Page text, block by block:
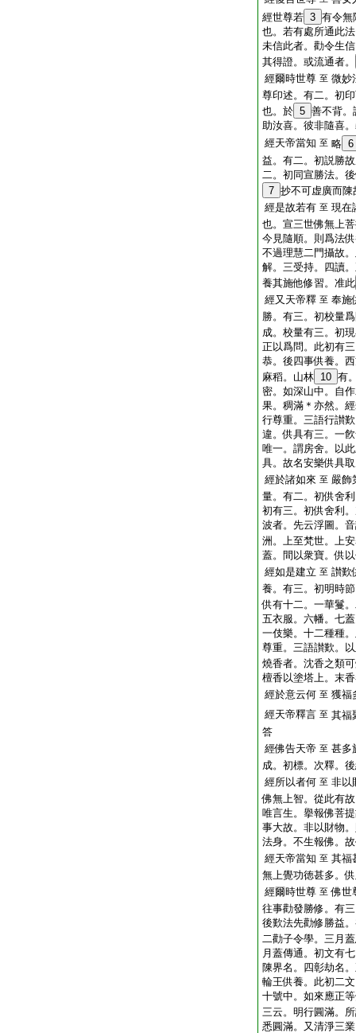
經世尊若 3 有令
也。若有處所通此
未信此者。勸令生
其得證。或流通者。
經爾時世尊 至 微妙
尊印述。有二。初
也。於 5 善不背。
助汝喜。彼非隨喜
經天帝當知 至 略 6
益。有二。初説勝
二。初同宣勝法。
7 抄不可虚廣而
經是故若有 至 現在
也。宣三世佛無上
今見隨順。則爲法
不過理慧二門攝故
解。三受持。四讀
養其施他修習。准此
經又天帝釋 至 奉施
勝。有三。初校量
成。校量有三。初
正以爲問。此初有
恭。後四事供養。
麻稻。山林 10 有
密。如深山中。自
果。稠滿＊亦然。
行尊重。三語行讃
違。供具有三。一
唯一。謂房舍。以
具。故名安樂供具
經於諸如來 至 嚴
量。有二。初供舍
初有三。初供舍利
波者。先云浮圖。
洲。上至梵世。上
蓋。間以衆寶。供
經如是建立 至 讃歎
養。有三。初明時
供有十二。一華鬘
五衣服。六幡。七
一伎樂。十二種種
尊重。三語讃歎。
燒香者。沈香之類
檀香以塗塔上。末
經於意云何 至 獲福
經天帝釋言 至 其福
答
經佛告天帝 至 甚多
成。初標。次釋。
經所以者何 至 非以
佛無上智。從此有
唯言生。擧報佛菩
事大故。非以財物
法身。不生報佛。
經天帝當知 至 其福
無上覺功徳甚多。
經爾時世尊 至 佛世
往事勸發勝修。有
後歎法先勸修勝益
二勸子令學。三月
月蓋傳通。初文有
陳界名。四彰劫名
輪王供養。此初二
十號中。如來應正
三云。明行圓滿。
悉圓滿。又清淨三